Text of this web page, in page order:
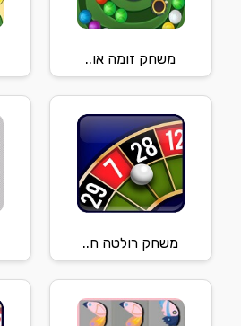
משחק זומה או..
משחק רולטה ח..